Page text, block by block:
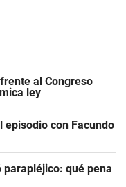
al Congreso
ley
episodio con Facundo
parapléjico: qué pena